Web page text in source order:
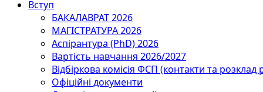
Вступ
БАКАЛАВРАТ 2026
МАГІСТРАТУРА 2026
Аспірантура (PhD) 2026
Вартість навчання 2026/2027
Відбіркова комісія ФСП (контакти та розклад
Офіційні документи